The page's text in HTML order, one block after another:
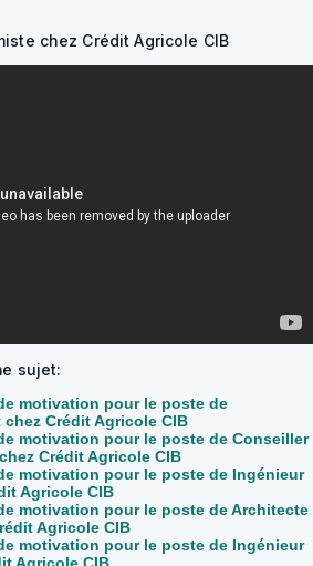
chez Crédit Agricole CIB
sujet:
motivation pour le poste de
Crédit Agricole CIB
motivation pour le poste de Conseiller
Crédit Agricole CIB
motivation pour le poste de Ingénieur
Agricole CIB
motivation pour le poste de Architecte
Agricole CIB
motivation pour le poste de Ingénieur